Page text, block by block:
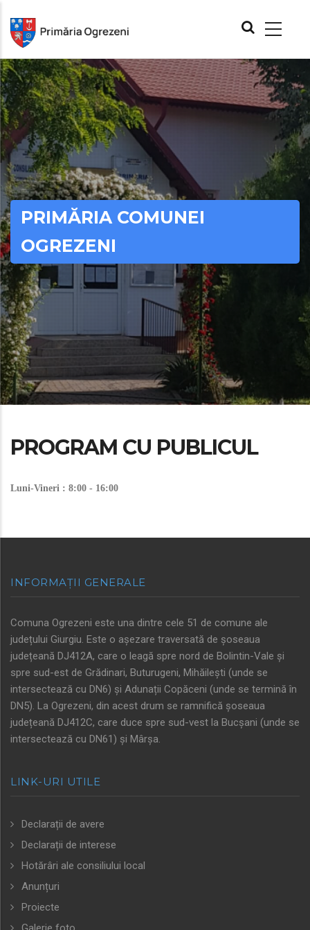
main
content
NAVIGATION
PRIMĂRIA COMUNEI
OGREZENI
PROGRAM CU PUBLICUL
Luni-Vineri : 8:00 - 16:00
INFORMAȚII GENERALE
Comuna Ogrezeni este una dintre cele 51 de comune ale
județului Giurgiu. Este o așezare traversată de șoseaua
județeană DJ412A, care o leagă spre nord de Bolintin-Vale și
spre sud-est de Grădinari, Buturugeni, Mihăilești (unde se
intersectează cu DN6) și Adunații Copăceni (unde se termină în
DN5). La Ogrezeni, din acest drum se ramnifică șoseaua
județeană DJ412C, care duce spre sud-vest la Bucșani (unde se
intersectează cu DN61) și Mârșa.
LINK-URI UTILE
Declarații de avere
Declarații de interese
Hotărâri ale consiliului local
Anunțuri
Proiecte